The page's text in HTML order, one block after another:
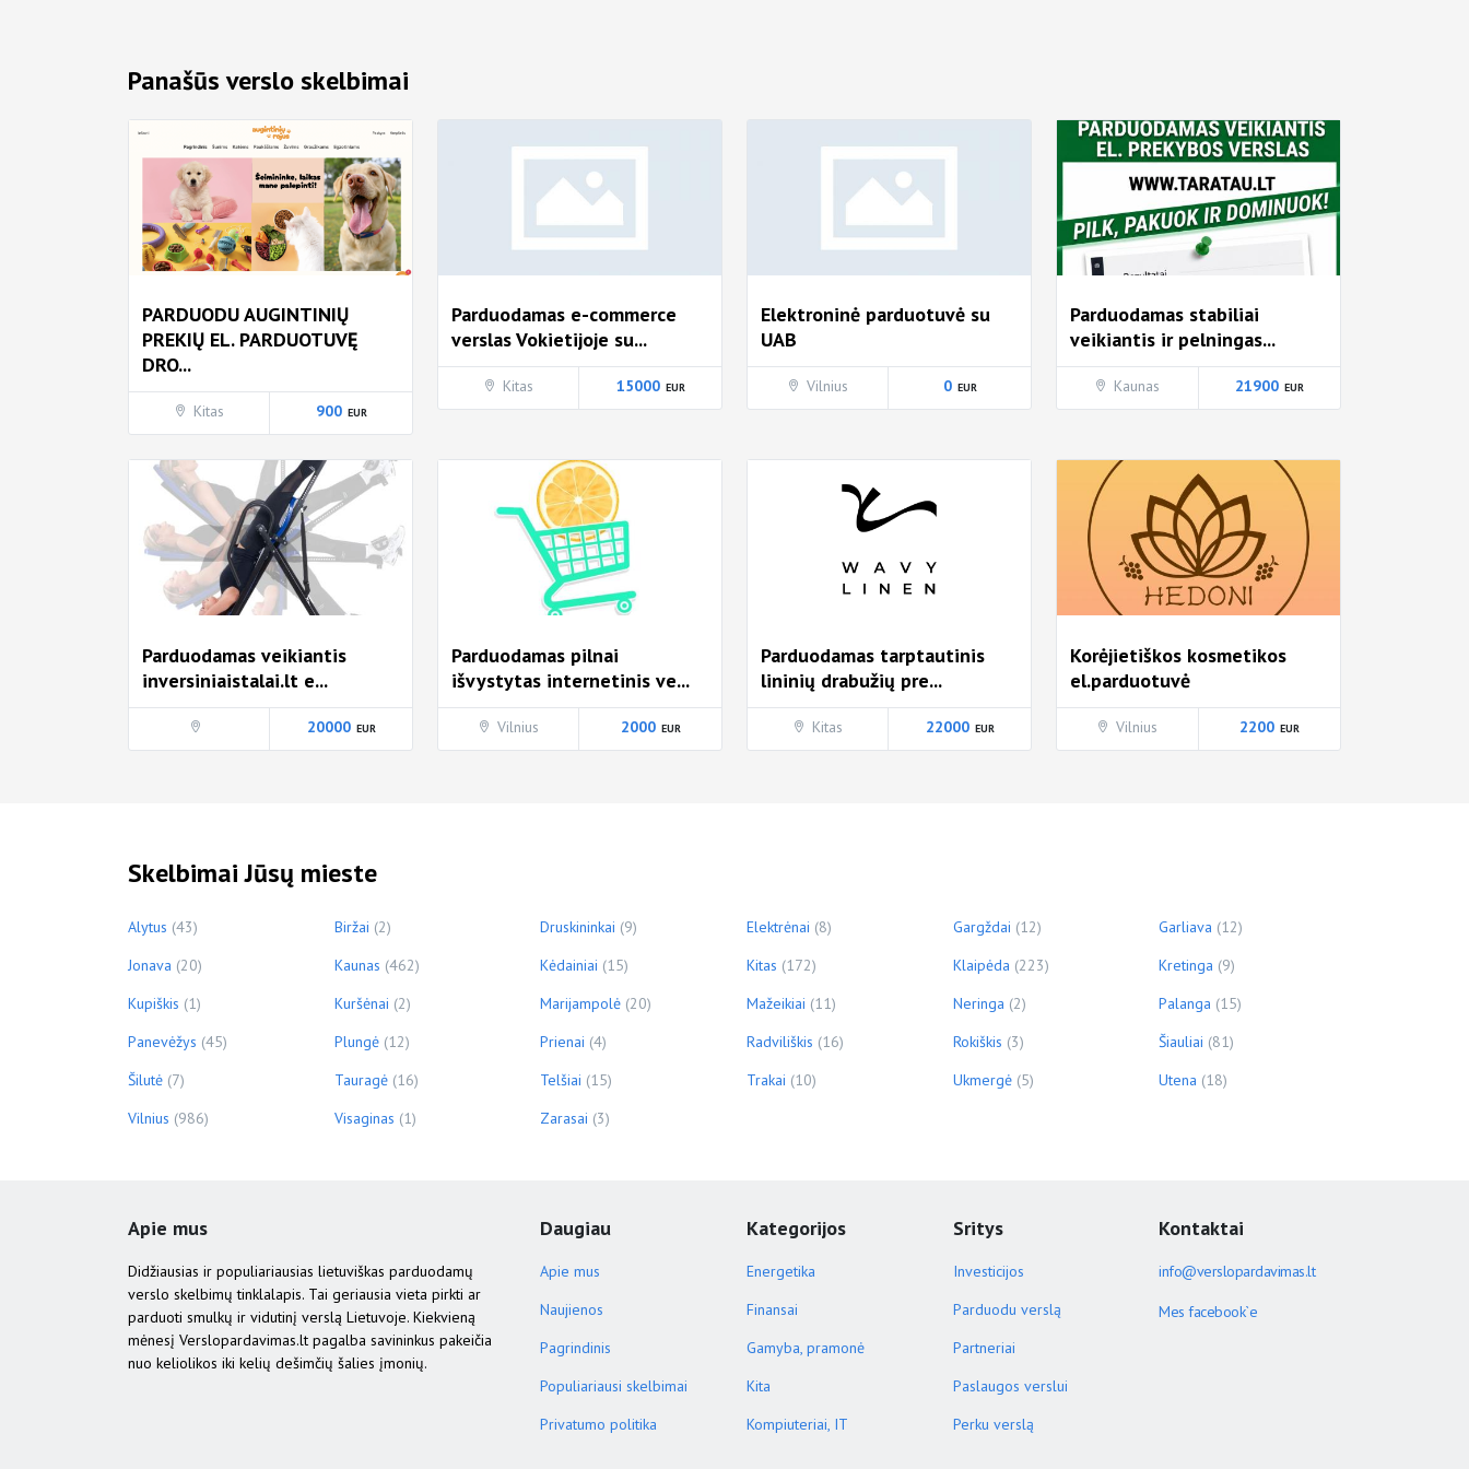
Panašūs verslo skelbimai
PARDUODU AUGINTINIŲ
PREKIŲ EL. PARDUOTUVĘ
DRO...
Kitas 900
Parduodamas e-commerce
verslas Vokietijoje su...
Kitas 15000
Elektroninė parduotuvė su
UAB
Vilnius 0
Parduodamas stabiliai
veikiantis ir pelningas...
Kaunas 21900
Parduodamas veikiantis
inversiniaistalai.lt e...
20000
Parduodamas pilnai
išvystytas internetinis ve...
Vilnius 2000
Parduodamas tarptautinis
lininių drabužių pre...
Kitas 22000
Korėjietiškos kosmetikos
el.parduotuvė
Vilnius 2200
Skelbimai Jūsų mieste
Alytus (43) Biržai (2) Druskininkai (9) Elektrėnai (8) Gargždai (12) Garliava (12)
Jonava (20) Kaunas (462) Kėdainiai (15) Kitas (172) Klaipėda (223) Kretinga (9)
Kupiškis (1) Kuršėnai (2) Marijampolė (20) Mažeikiai (11) Neringa (2) Palanga (15)
Panevėžys (45) Plungė (12) Prienai (4) Radviliškis (16) Rokiškis (3) Šiauliai (81)
Šilutė (7) Tauragė (16) Telšiai (15) Trakai (10) Ukmergė (5) Utena (18)
Vilnius (986) Visaginas (1) Zarasai (3)
Apie mus
Didžiausias ir populiariausias lietuviškas parduodamų
verslo skelbimų tinklalapis. Tai geriausia vieta pirkti ar
parduoti smulkų ir vidutinį verslą Lietuvoje. Kiekvieną
mėnesį Verslopardavimas.lt pagalba savininkus pakeičia
nuo keliolikos iki kelių dešimčių šalies įmonių.
Daugiau
Apie mus
Naujienos
Pagrindinis
Populiariausi skelbimai
Privatumo politika
Kategorijos
Energetika
Finansai
Gamyba, pramonė
Kita
Kompiuteriai, IT
Sritys
Investicijos
Parduodu verslą
Partneriai
Paslaugos verslui
Perku verslą
Kontaktai
info@verslopardavimas.lt
Mes facebook`e